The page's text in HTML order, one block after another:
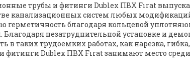
трубы и фитинги Dublex ПВХ Fırat
канализационных систем любых
герметичность благодаря кольцевой
незатруднительной установке и
в таких трудоемких работах, как нарезка,
фитинги Dublex ПВХ Fırat занимают место